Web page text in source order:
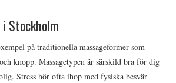
Stockholm
på traditionella massageformer som
knopp. Massagetypen är särskild bra för dig
Stress hör ofta ihop med fysiska besvär